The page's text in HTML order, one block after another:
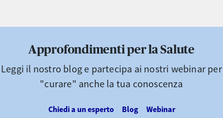
Approfondimenti per la Salute
Leggi il nostro blog e partecipa ai nostri webinar per
"curare" anche la tua conoscenza
Chiedi a un esperto Blog Webinar